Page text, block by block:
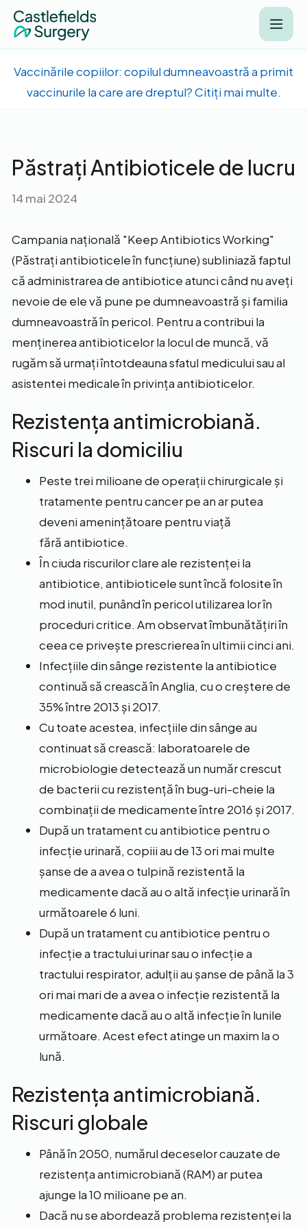
Vaccinările copiilor: copilul dumneavoastră a primit
vaccinurile la care are dreptul? Citiți mai multe.
Păstrați Antibioticele de lucru
14 mai 2024
Campania națională "Keep Antibiotics Working"
(Păstrați antibioticele în funcțiune) subliniază faptul
că administrarea de antibiotice atunci când nu aveți
nevoie de ele vă pune pe dumneavoastră și familia
dumneavoastră în pericol. Pentru a contribui la
menținerea antibioticelor la locul de muncă, vă
rugăm să urmați întotdeauna sfatul medicului sau al
asistentei medicale în privința antibioticelor.
Rezistența antimicrobiană.
Riscuri la domiciliu
Peste trei milioane de operații chirurgicale și
tratamente pentru cancer pe an ar putea
deveni amenințătoare pentru viață
fără antibiotice.
În ciuda riscurilor clare ale rezistenței la
antibiotice, antibioticele sunt încă folosite în
mod inutil, punând în pericol utilizarea lor în
proceduri critice. Am observat îmbunătățiri în
ceea ce privește prescrierea în ultimii cinci ani.
Infecțiile din sânge rezistente la antibiotice
continuă să crească în Anglia, cu o creștere de
35% între 2013 și 2017.
Cu toate acestea, infecțiile din sânge au
continuat să crească: laboratoarele de
microbiologie detectează un număr crescut
de bacterii cu rezistență în bug-uri-cheie la
combinații de medicamente între 2016 și 2017.
După un tratament cu antibiotice pentru o
infecție urinară, copiii au de 13 ori mai multe
șanse de a avea o tulpină rezistentă la
medicamente dacă au o altă infecție urinară în
următoarele 6 luni.
După un tratament cu antibiotice pentru o
infecție a tractului urinar sau o infecție a
tractului respirator, adulții au șanse de până la 3
ori mai mari de a avea o infecție rezistentă la
medicamente dacă au o altă infecție în lunile
următoare. Acest efect atinge un maxim la o
lună.
Rezistența antimicrobiană.
Riscuri globale
Până în 2050, numărul deceselor cauzate de
rezistența antimicrobiană (RAM) ar putea
ajunge la 10 milioane pe an.
Dacă nu se abordează problema rezistenței la